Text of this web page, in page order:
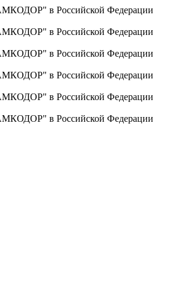
в Российской Федерации
в Российской Федерации
в Российской Федерации
в Российской Федерации
в Российской Федерации
в Российской Федерации